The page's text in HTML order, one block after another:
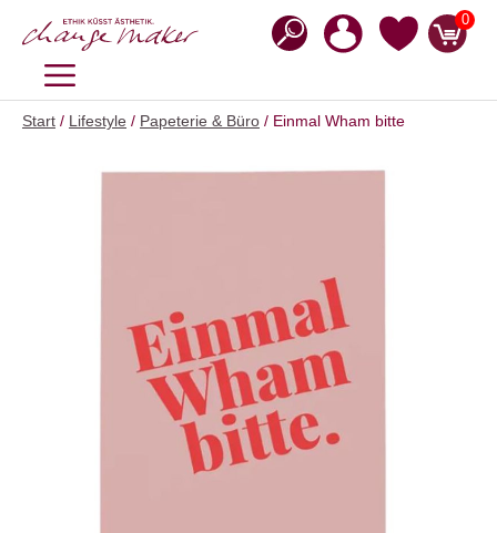
Inhalt
0
MENÜ
Start / Lifestyle / Papeterie & Büro / Einmal Wham bitte